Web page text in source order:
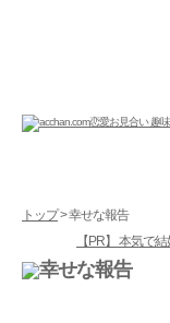
トップ> 幸せな報告
【PR】 本気で